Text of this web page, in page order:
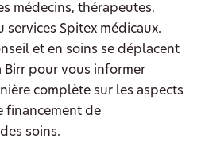
médecins, thérapeutes,
services Spitex médicaux.
et en soins se déplacent
Birr pour vous informer
complète sur les aspects
financement de
soins.